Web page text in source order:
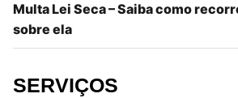
Multa Lei Seca – Saiba como
sobre ela
SERVIÇOS